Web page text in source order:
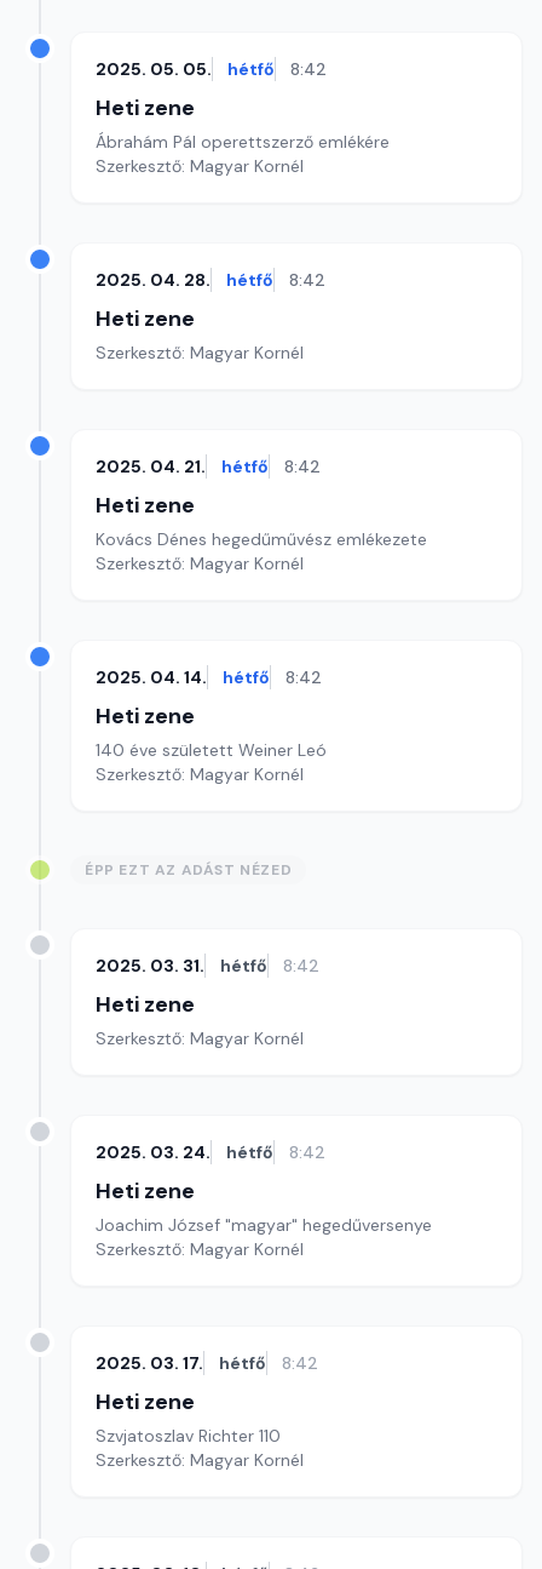
2025. 05. 05. hétfő 8:42
Heti zene
Ábrahám Pál operettszerző emlékére
Szerkesztő: Magyar Kornél
2025. 04. 28. hétfő 8:42
Heti zene
Szerkesztő: Magyar Kornél
2025. 04. 21. hétfő 8:42
Heti zene
Kovács Dénes hegedűművész emlékezete
Szerkesztő: Magyar Kornél
2025. 04. 14. hétfő 8:42
Heti zene
140 éve született Weiner Leó
Szerkesztő: Magyar Kornél
ÉPP EZT AZ ADÁST NÉZED
2025. 03. 31. hétfő 8:42
Heti zene
Szerkesztő: Magyar Kornél
2025. 03. 24. hétfő 8:42
Heti zene
Joachim József "magyar" hegedűversenye
Szerkesztő: Magyar Kornél
2025. 03. 17. hétfő 8:42
Heti zene
Szvjatoszlav Richter 110
Szerkesztő: Magyar Kornél